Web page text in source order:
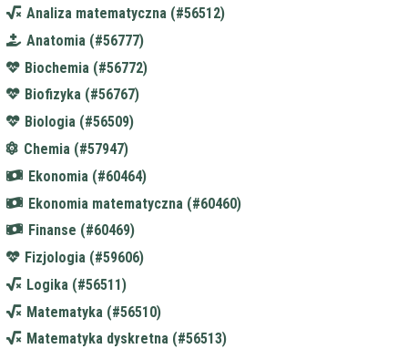
Analiza matematyczna (#56512)
Anatomia (#56777)
Biochemia (#56772)
Biofizyka (#56767)
Biologia (#56509)
Chemia (#57947)
Ekonomia (#60464)
Ekonomia matematyczna (#60460)
Finanse (#60469)
Fizjologia (#59606)
Logika (#56511)
Matematyka (#56510)
Matematyka dyskretna (#56513)